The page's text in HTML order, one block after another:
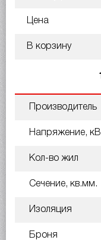
Цена
В корзину
Производитель
Напряжение, кВ
Кол-во жил
Сечение, кв.мм.
Изоляция
Броня